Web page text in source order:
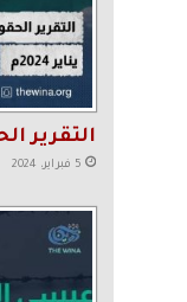
التقرير
5 فبراير، 2024